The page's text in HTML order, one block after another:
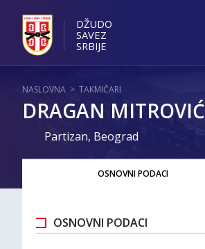
DŽUDO
SAVEZ
SRBIJE
NASLOVNA > TAKMIČARI
DRAGAN MITROVIĆ
Partizan, Beograd
OSNOVNI PODACI
OSNOVNI PODACI